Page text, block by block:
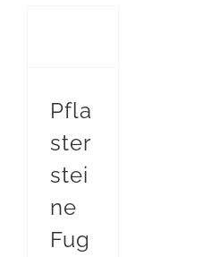
Pfla
ster
stei
ne
Fug